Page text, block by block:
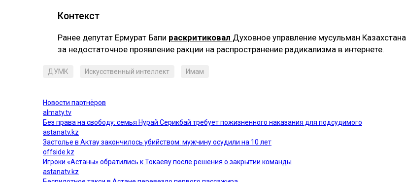
Контекст
Ранее депутат Ермурат Бапи раскритиковал Духовное управление мусульман Казахстана
за недостаточное проявление ракции на распространение радикализма в интернете.
ДУМК Искусственный интеллект Имам